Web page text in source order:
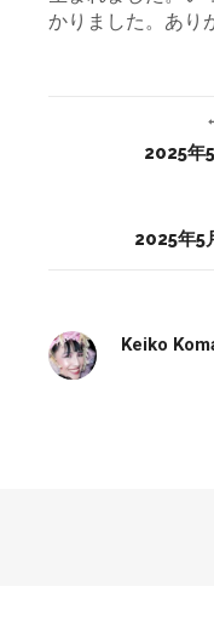
かりました。あり
2025年
2025年5
Keiko